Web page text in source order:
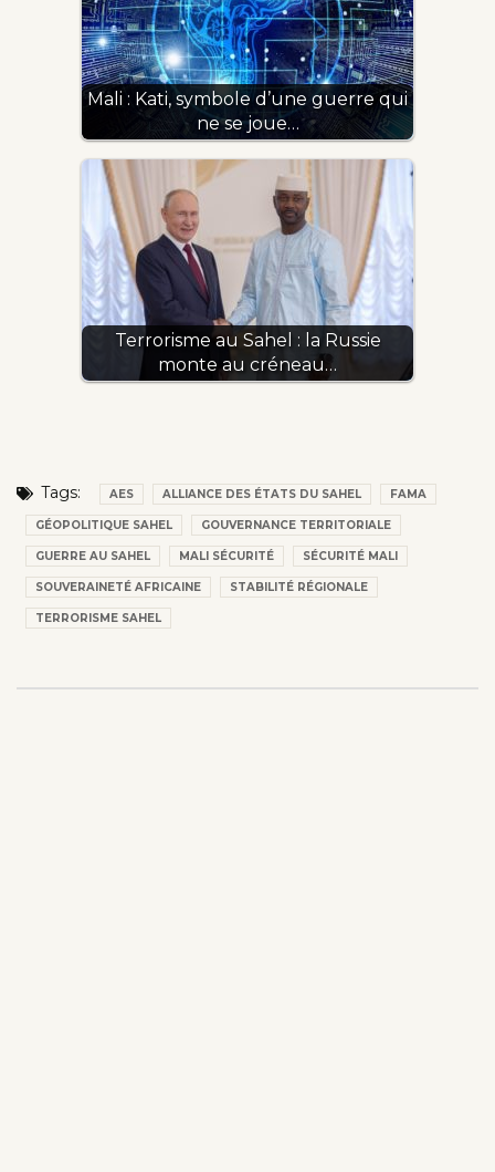
Mali : Kati, symbole d’une guerre qui
ne se joue…
Terrorisme au Sahel : la Russie
monte au créneau…
Tags: AES ALLIANCE DES ÉTATS DU SAHEL FAMA
GÉOPOLITIQUE SAHEL GOUVERNANCE TERRITORIALE
GUERRE AU SAHEL MALI SÉCURITÉ SÉCURITÉ MALI
SOUVERAINETÉ AFRICAINE STABILITÉ RÉGIONALE
TERRORISME SAHEL